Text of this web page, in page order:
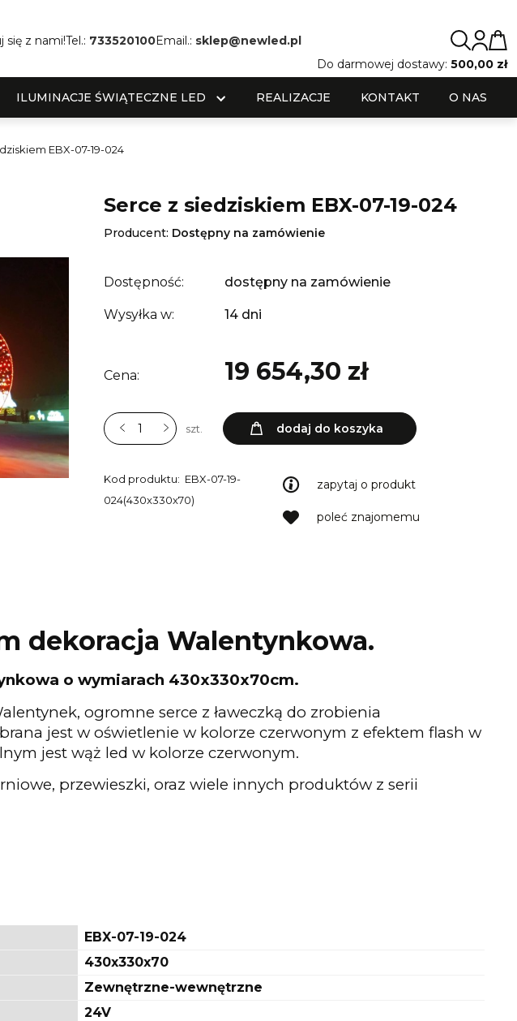
się z nami!Tel.: 733520100Email.: sklep@newled.pl
Do darmowej dostawy: 500,00 zł
ILUMINACJE ŚWIĄTECZNE LED REALIZACJE KONTAKT O NAS
EBX-07-19-024
Serce z siedziskiem EBX-07-19-024
Producent: Dostępny na zamówienie
Dostępność: dostępny na zamówienie
Wysyłka w: 14 dni
Cena: 19 654,30 zł
szt. dodaj do koszyka
Kod produktu: EBX-07-19-
024(430x330x70)
zapytaj o produkt
poleć znajomemu
dekoracja Walentynkowa.
o wymiarach 430x330x70cm.
ogromne serce z ławeczką do zrobienia
jest w oświetlenie w kolorze czerwonym z efektem flash w
jest wąż led w kolorze czerwonym.
przewieszki, oraz wiele innych produktów z serii
EBX-07-19-024
430x330x70
Zewnętrzne-wewnętrzne
24V